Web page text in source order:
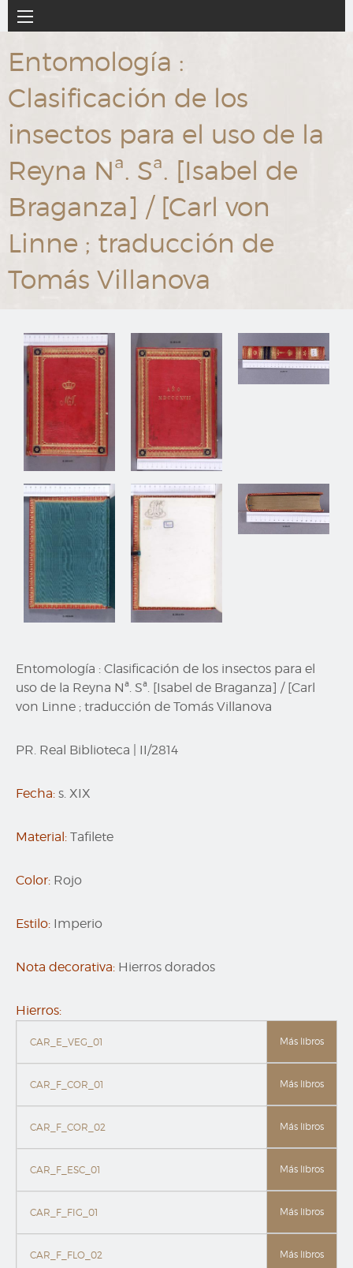
al
principal
Navegación
principal
Entomología :
Clasificación de los
insectos para el uso de la
Reyna Nª. Sª. [Isabel de
Braganza] / [Carl von
Linne ; traducción de
Tomás Villanova
Entomología : Clasificación de los insectos para el
uso de la Reyna Nª. Sª. [Isabel de Braganza] / [Carl
von Linne ; traducción de Tomás Villanova
PR. Real Biblioteca II/2814
Fecha: s. XIX
Material: Tafilete
Color: Rojo
Estilo: Imperio
Nota decorativa: Hierros dorados
Hierros:
CAR_E_VEG_01 Más libros
CAR_F_COR_01 Más libros
CAR_F_COR_02 Más libros
CAR_F_ESC_01 Más libros
CAR_F_FIG_01 Más libros
CAR_F_FLO_02 Más libros